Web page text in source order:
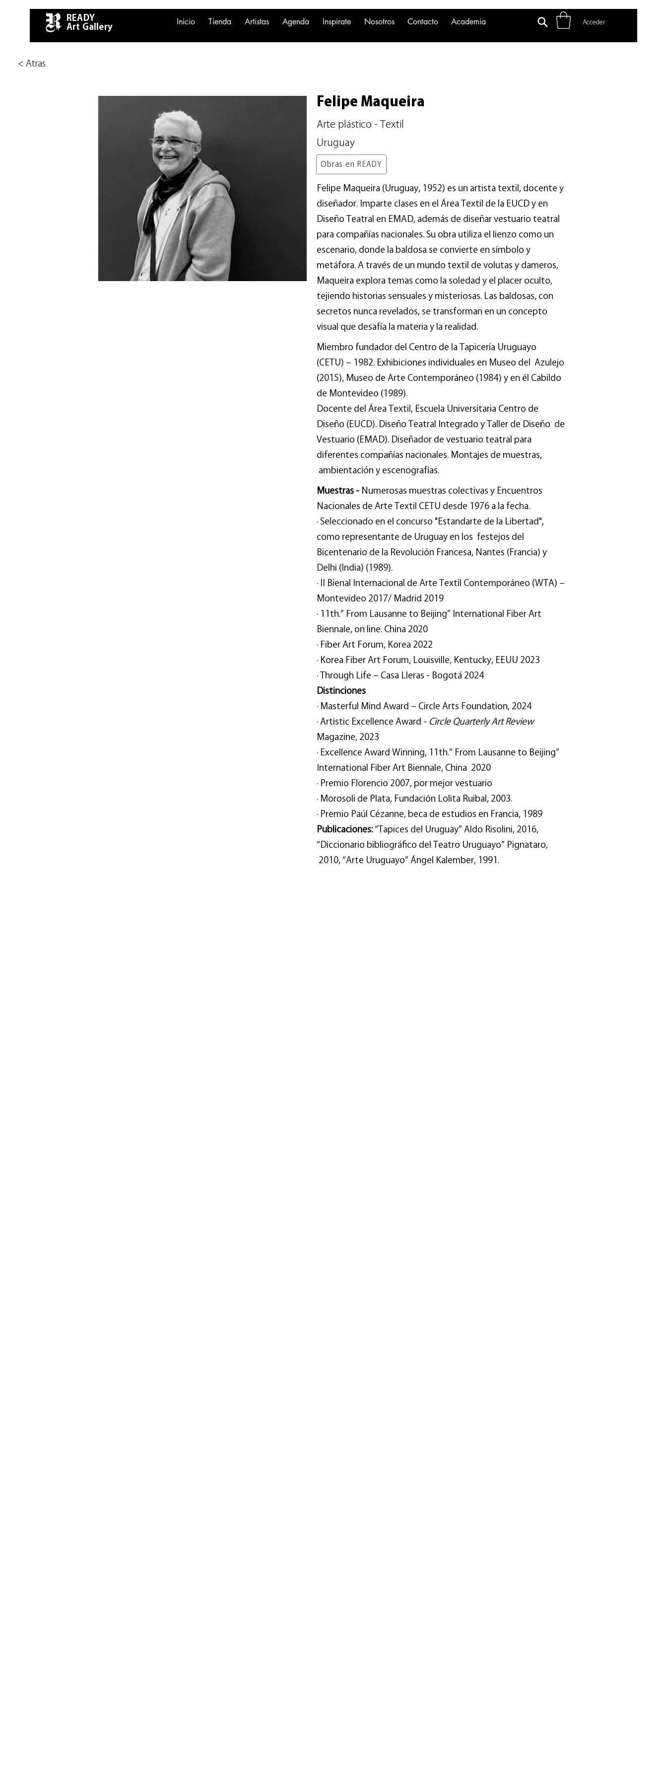
READY
Art Gallery
Inicio Tienda Artistas Agenda Inspirate Nosotros Contacto Academia Acceder
< Atras
Felipe Maqueira
Arte plástico - Textil
Uruguay
Obras en READY
Felipe Maqueira (Uruguay, 1952) es un artista textil, docente y
diseñador. Imparte clases en el Área Textil de la EUCD y en
Diseño Teatral en EMAD, además de diseñar vestuario teatral
para compañías nacionales. Su obra utiliza el lienzo como un
escenario, donde la baldosa se convierte en símbolo y
metáfora. A través de un mundo textil de volutas y dameros,
Maqueira explora temas como la soledad y el placer oculto,
tejiendo historias sensuales y misteriosas. Las baldosas, con
secretos nunca revelados, se transforman en un concepto
visual que desafía la materia y la realidad.
Miembro fundador del Centro de la Tapicería Uruguayo
(CETU) – 1982. Exhibiciones individuales en Museo del Azulejo
(2015), Museo de Arte Contemporáneo (1984) y en él Cabildo
de Montevideo (1989).
Docente del Área Textil, Escuela Universitaria Centro de
Diseño (EUCD). Diseño Teatral Integrado y Taller de Diseño de
Vestuario (EMAD). Diseñador de vestuario teatral para
diferentes compañías nacionales. Montajes de muestras,
ambientación y escenografías.
Muestras - Numerosas muestras colectivas y Encuentros
Nacionales de Arte Textil CETU desde 1976 a la fecha.
∙ Seleccionado en el concurso "Estandarte de la Libertad",
como representante de Uruguay en los festejos del
Bicentenario de la Revolución Francesa, Nantes (Francia) y
Delhi (India) (1989).
∙ II Bienal Internacional de Arte Textil Contemporáneo (WTA) –
Montevideo 2017/ Madrid 2019
∙ 11th.” From Lausanne to Beijing” International Fiber Art
Biennale, on line. China 2020
∙ Fiber Art Forum, Korea 2022
∙ Korea Fiber Art Forum, Louisville, Kentucky, EEUU 2023
∙ Through Life – Casa Lleras - Bogotá 2024
Distinciones
∙ Masterful Mind Award – Circle Arts Foundation, 2024
∙ Artistic Excellence Award - Circle Quarterly Art Review
Magazine, 2023
∙ Excellence Award Winning, 11th.” From Lausanne to Beijing”
International Fiber Art Biennale, China 2020
∙ Premio Florencio 2007, por mejor vestuario
∙ Morosoli de Plata, Fundación Lolita Ruibal, 2003.
∙ Premio Paúl Cézanne, beca de estudios en Francia, 1989
Publicaciones:“Tapices del Uruguay” Aldo Risolini, 2016,
“Diccionario bibliográfico del Teatro Uruguayo” Pignataro,
2010, “Arte Uruguayo” Ángel Kalember, 1991.